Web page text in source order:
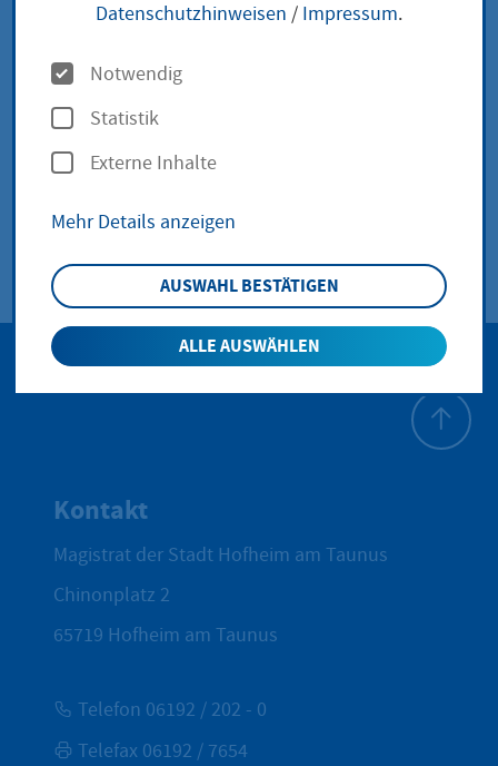
Hinter den Häusern,
Langenhain
Hinter den Häusern, Langenhain
Kontakt
Magistrat der Stadt Hofheim am Taunus
Chinonplatz 2
65719 Hofheim am Taunus
Telefon 06192 / 202 - 0
Telefax 06192 / 7654
Datenschutzhinweisen / Impressum.
O
p
t
i
e
n
Notwendig
Statistik
Externe Inhalte
Mehr Details anzeigen
AUSWAHL BESTÄTIGEN
ALLE AUSWÄHLEN